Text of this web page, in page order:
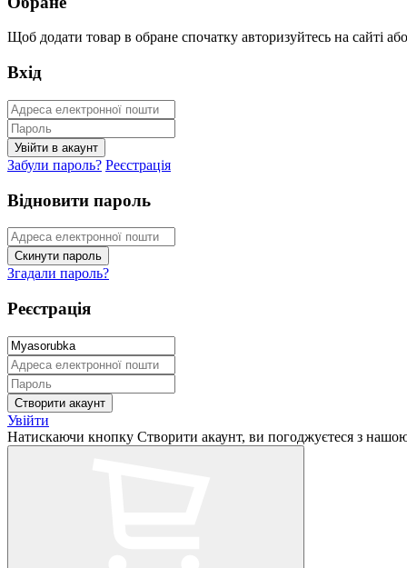
Щоб додати товар в обране спочатку авторизуйтесь на сайті або
Вхід
Забули пароль? Реєстрація
Відновити пароль
Згадали пароль?
Реєстрація
Увійти
Натискаючи кнопку Створити акаунт, ви погоджуєтеся з